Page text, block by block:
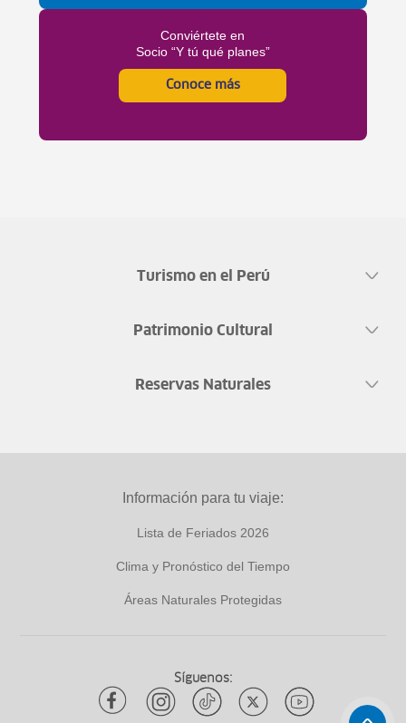
Conviértete en
Socio “Y tú qué planes”
Conoce más
Turismo en el Perú
Patrimonio Cultural
Reservas Naturales
Información para tu viaje:
Lista de Feriados 2026
Clima y Pronóstico del Tiempo
Áreas Naturales Protegidas
Síguenos: